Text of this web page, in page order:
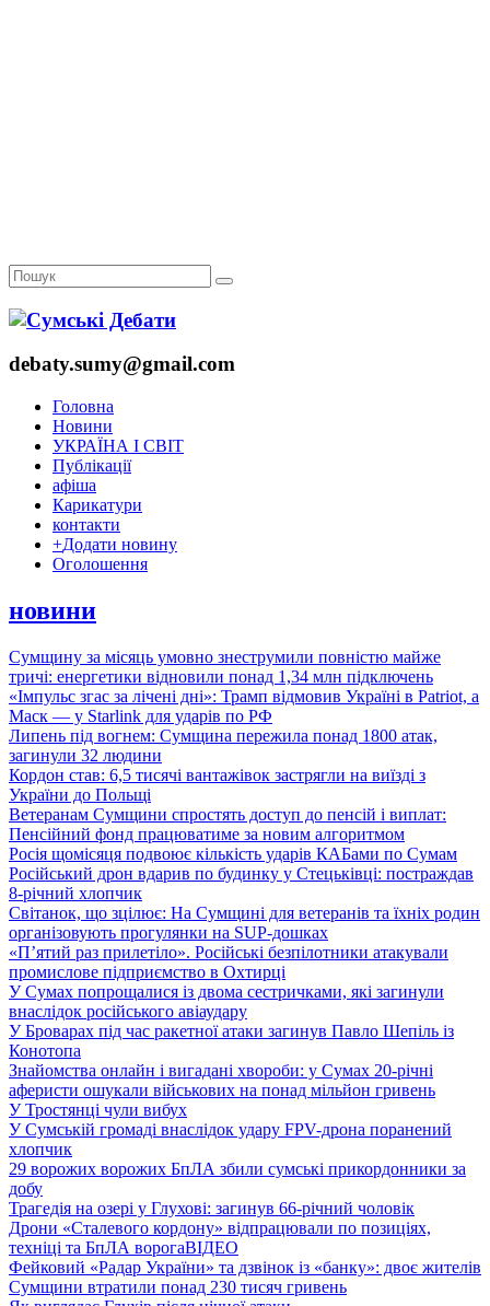
debaty.sumy@gmail.com
Головна
Новини
УКРАЇНА І СВІТ
Публікації
афіша
Карикатури
контакти
+Додати новину
Оголошення
новини
Сумщину за місяць умовно знеструмили повністю майже
тричі: енергетики відновили понад 1,34 млн підключень
«Імпульс згас за лічені дні»: Трамп відмовив Україні в Patriot, а
Маск — у Starlink для ударів по РФ
Липень під вогнем: Сумщина пережила понад 1800 атак,
загинули 32 людини
Кордон став: 6,5 тисячі вантажівок застрягли на виїзді з
України до Польщі
Ветеранам Сумщини спростять доступ до пенсій і виплат:
Пенсійний фонд працюватиме за новим алгоритмом
Росія щомісяця подвоює кількість ударів КАБами по Сумам
Російський дрон вдарив по будинку у Стецьківці: постраждав
8-річний хлопчик
Світанок, що зцілює: На Сумщині для ветеранів та їхніх родин
організовують прогулянки на SUP-дошках
«П’ятий раз прилетіло». Російські безпілотники атакували
промислове підприємство в Охтирці
У Сумах попрощалися із двома сестричками, які загинули
внаслідок російського авіаудару
У Броварах під час ракетної атаки загинув Павло Шепіль із
Конотопа
Знайомства онлайн і вигадані хвороби: у Сумах 20-річні
аферисти ошукали військових на понад мільйон гривень
У Тростянці чули вибух
У Сумській громаді внаслідок удару FPV-дрона поранений
хлопчик
29 ворожих ворожих БпЛА збили сумські прикордонники за
добу
Трагедія на озері у Глухові: загинув 66-річний чоловік
Дрони «Сталевого кордону» відпрацювали по позиціях,
техніці та БпЛА ворогаВІДЕО
Фейковий «Радар України» та дзвінок із «банку»: двоє жителів
Сумщини втратили понад 230 тисяч гривень